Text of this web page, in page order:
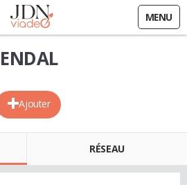
MENU
Ajouter
RÉSEAU